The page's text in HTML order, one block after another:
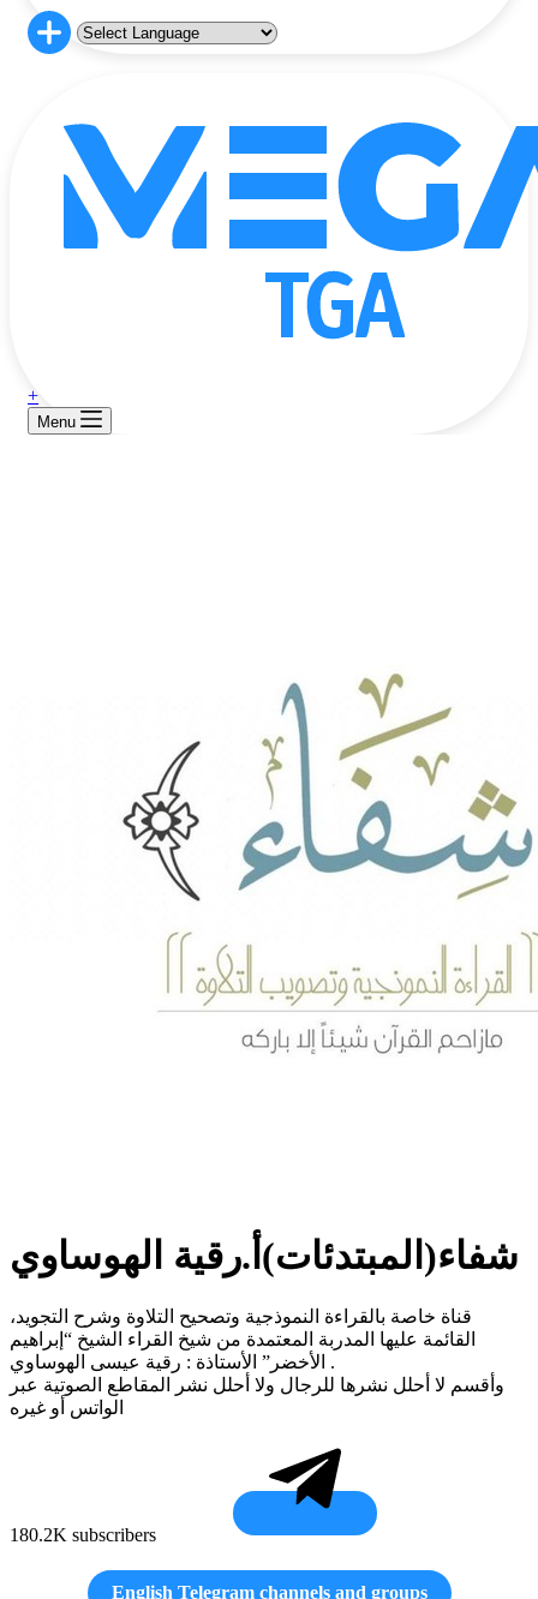
+
Menu
شفاء(المبتدئات)أ.رقية الهوساوي
قناة خاصة بالقراءة النموذجية وتصحيح التلاوة وشرح التجويد،
القائمة عليها المدربة المعتمدة من شيخ القراء الشيخ “إبراهيم
الأخضر” الأستاذة : رقية عيسى الهوساوي .
وأقسم لا أحلل نشرها للرجال ولا أحلل نشر المقاطع الصوتية عبر
الواتس أو غيره
180.2K subscribers
English Telegram channels and groups